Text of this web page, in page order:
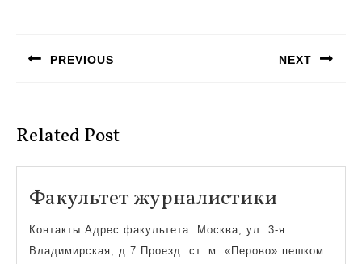
записям
PREVIOUS NEXT
Related Post
Факультет журналистики
Контакты Адрес факультета: Москва, ул. 3-я
Владимирская, д.7 Проезд: ст. м. «Перово» пешком